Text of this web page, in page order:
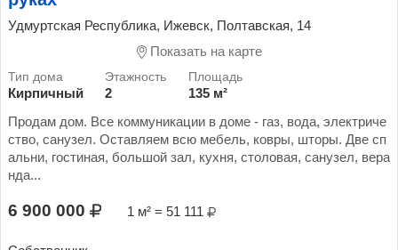
Удмуртская Республика, Ижевск, Полтавская, 14
Показать на карте
Кирпичный 2
135 м²
Продам дом. Все коммуникации в доме - газ, вода, электриче
ство, санузел. Оставляем всю мебель, ковры, шторы. Две сп
альни, гостиная, большой зал, кухня, столовая, санузел, вера
нда...
6 900 000 1 м² = 51 111